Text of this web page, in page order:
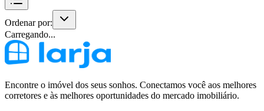
Ordenar por:
Carregando...
Encontre o imóvel dos seus sonhos. Conectamos você aos melhores
corretores e às melhores oportunidades do mercado imobiliário.